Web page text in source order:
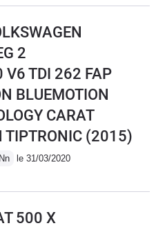
2
V6 TDI 262 FAP
BLUEMOTION
CARAT
TIPTRONIC (2015)
le 31/03/2020
500 X